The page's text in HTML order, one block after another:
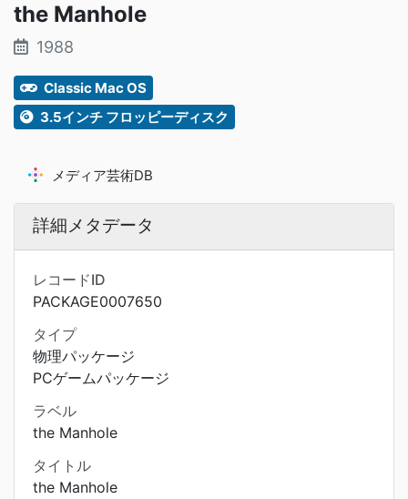
the Manhole
1988
Classic Mac OS
3.5インチ フロッピーディスク
メディア芸術DB
詳細メタデータ
レコードID
PACKAGE0007650
タイプ
物理パッケージ
PCゲームパッケージ
ラベル
the Manhole
タイトル
the Manhole